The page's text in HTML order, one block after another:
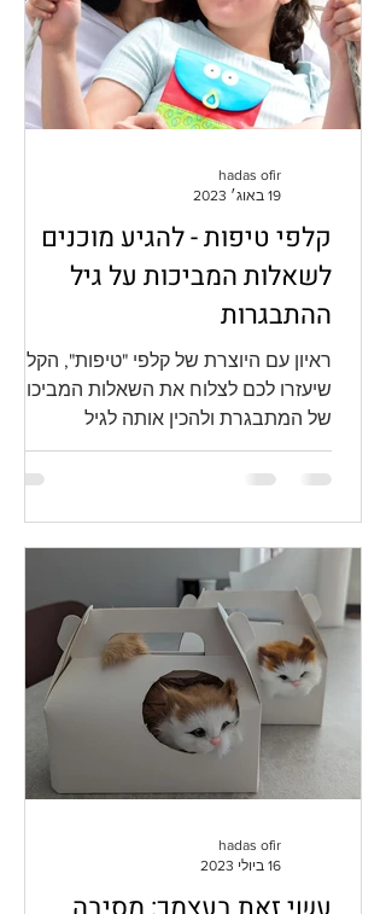
קלפי טיפות - להגיע מוכנים
לשאלות המביכות על גיל
ההתבגרות
ראיון עם היוצרת של קלפי "טיפות",
שיעזרו לכם לצלוח את השאלות המביכות
של המתבגרת ולהכין אותה לגיל
ההתבגרות.
hadas ofir
19 באוג׳ 2023
hadas ofir
16 ביולי 2023